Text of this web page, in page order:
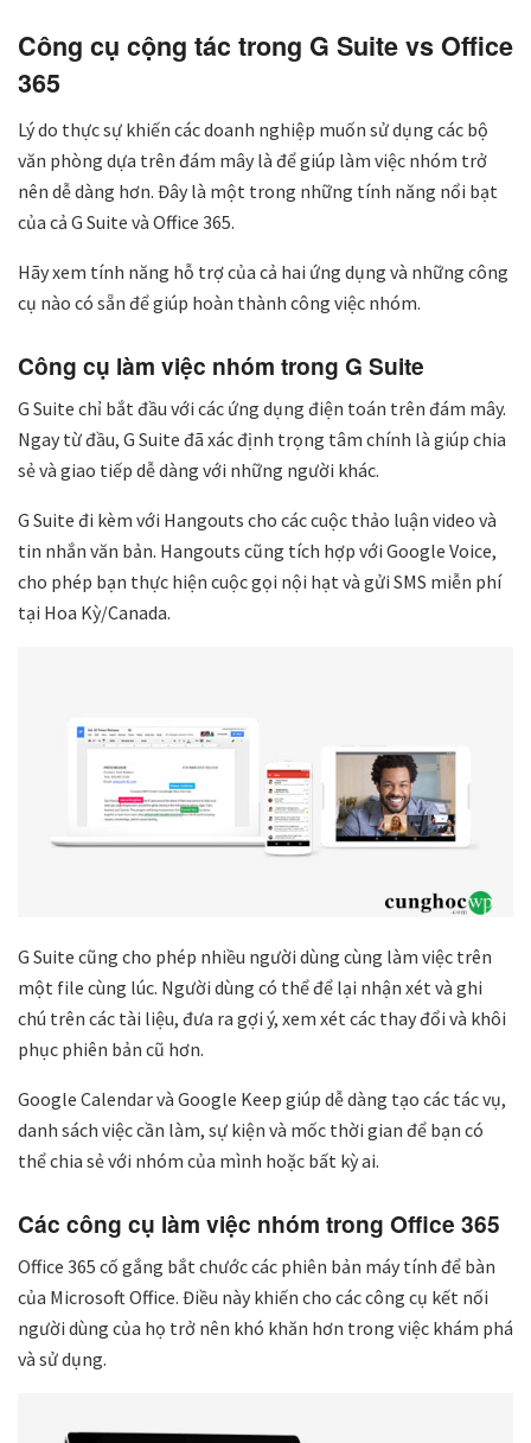
Công cụ cộng tác trong G Suite vs Office
365
Lý do thực sự khiến các doanh nghiệp muốn sử dụng các bộ
văn phòng dựa trên đám mây là để giúp làm việc nhóm trở
nên dễ dàng hơn. Đây là một trong những tính năng nổi bạt
của cả G Suite và Office 365.
Hãy xem tính năng hỗ trợ của cả hai ứng dụng và những công
cụ nào có sẵn để giúp hoàn thành công việc nhóm.
Công cụ làm việc nhóm trong G Suite
G Suite chỉ bắt đầu với các ứng dụng điện toán trên đám mây.
Ngay từ đầu, G Suite đã xác định trọng tâm chính là giúp chia
sẻ và giao tiếp dễ dàng với những người khác.
G Suite đi kèm với Hangouts cho các cuộc thảo luận video và
tin nhắn văn bản. Hangouts cũng tích hợp với Google Voice,
cho phép bạn thực hiện cuộc gọi nội hạt và gửi SMS miễn phí
tại Hoa Kỳ/Canada.
G Suite cũng cho phép nhiều người dùng cùng làm việc trên
một file cùng lúc. Người dùng có thể để lại nhận xét và ghi
chú trên các tài liệu, đưa ra gợi ý, xem xét các thay đổi và khôi
phục phiên bản cũ hơn.
Google Calendar và Google Keep giúp dễ dàng tạo các tác vụ,
danh sách việc cần làm, sự kiện và mốc thời gian để bạn có
thể chia sẻ với nhóm của mình hoặc bất kỳ ai.
Các công cụ làm việc nhóm trong Office 365
Office 365 cố gắng bắt chước các phiên bản máy tính để bàn
của Microsoft Office. Điều này khiến cho các công cụ kết nối
người dùng của họ trở nên khó khăn hơn trong việc khám phá
và sử dụng.